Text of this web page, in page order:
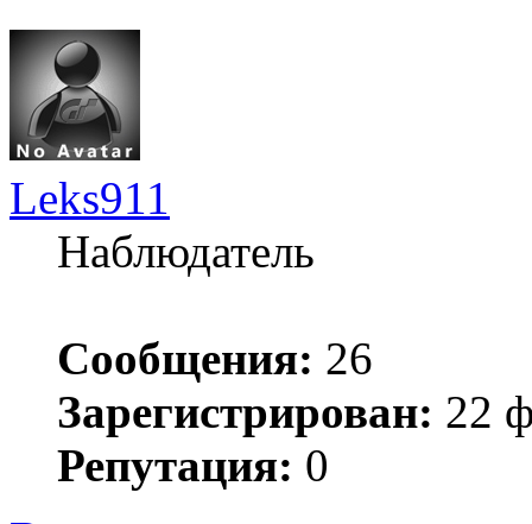
Leks911
Наблюдатель
Сообщения: 26
Зарегистрирован: 22
Репутация: 0